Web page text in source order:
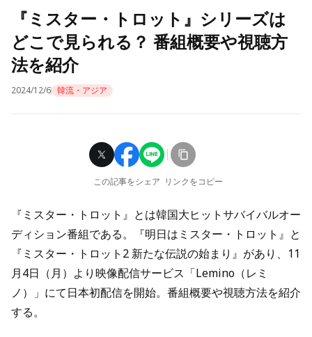
『ミスター・トロット』シリーズは
どこで見られる？ 番組概要や視聴方
法を紹介
2024/12/6 韓流・アジア
この記事をシェア リンクをコピー
『ミスター・トロット』とは韓国大ヒットサバイバルオー
ディション番組である。『明日はミスター・トロット』と
『ミスター・トロット2 新たな伝説の始まり』があり、11
月4日（月）より映像配信サービス「Lemino（レミ
ノ）」にて日本初配信を開始。番組概要や視聴方法を紹介
する。